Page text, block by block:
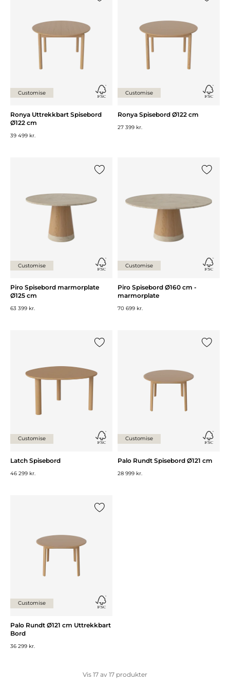
Customise
Ronya Uttrekkbart Spisebord
Ø122 cm
39 499 kr.
Customise
Ronya Spisebord Ø122 cm
27 399 kr.
Customise
Piro Spisebord marmorplate
Ø125 cm
63 399 kr.
Customise
Piro Spisebord Ø160 cm -
marmorplate
70 699 kr.
Customise
Latch Spisebord
46 299 kr.
Customise
Palo Rundt Spisebord Ø121 cm
28 999 kr.
Customise
Palo Rundt Ø121 cm Uttrekkbart
Bord
36 299 kr.
Vis 17 av 17 produkter